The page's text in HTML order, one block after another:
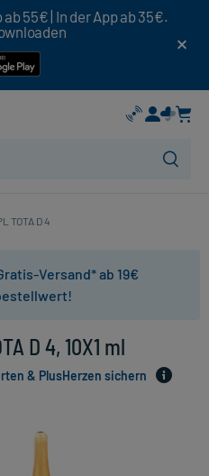
55€ | In der App ab 35€.
TOTA D 4
Versand* ab 19€
D 4, 10X1 ml
& PlusHerzen sichern